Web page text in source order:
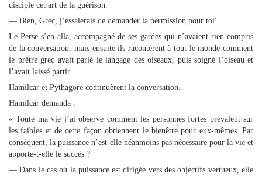
disciple cet art de la guérison.
— Bien, Grec, j’essaierais de demander la permission pour toi!
Le Perse s’en alla, accompagné de ses gardes qui n’avaient rien compris
de la conversation, mais ensuite ils racontèrent à tout le monde comment
le prêtre grec avait parlé le langage des oiseaux, puis soigné l’oiseau et
l’avait laissé partir…
Hamilcar et Pythagore continuèrent la conversation.
Hamilcar demanda :
« Toute ma vie j’ai observé comment les personnes fortes prévalent sur
les faibles et de cette façon obtiennent le bienêtre pour eux-mêmes. Par
conséquent, la puissance n’est-elle néanmoins pas nécessaire pour la vie et
apporte-t-elle le succès ?
— Dans le cas où la puissance est dirigée vers des objectifs vertueux, elle